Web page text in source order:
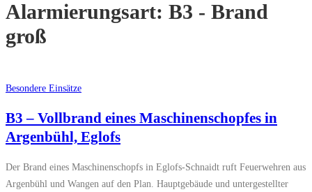
Alarmierungsart: B3 - Brand
groß
Besondere Einsätze
B3 – Vollbrand eines Maschinenschopfes in
Argenbühl, Eglofs
Der Brand eines Maschinenschopfs in Eglofs-Schnaidt ruft Feuerwehren aus
Argenbühl und Wangen auf den Plan. Hauptgebäude und untergestellter